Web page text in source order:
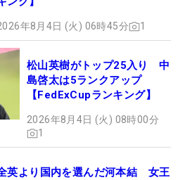
年8月4日 (火) 06時45分 1
松山英樹がトップ25入り 中
島啓太は5ランクアップ
【FedExCupランキング】
2026年8月4日 (火) 08時00分
1
英より国内を選んだ河本結 女王